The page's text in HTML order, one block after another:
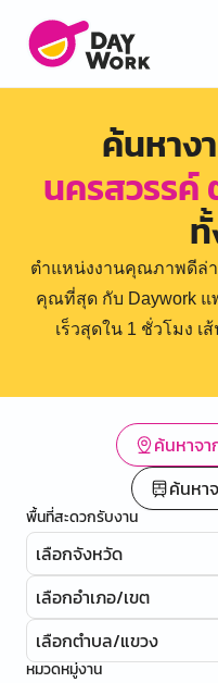
ค้นหาง
นครสวรรค์
ตำแหน่งงานคุณภาพดีล่
คุณที่สุด กับ Daywork
เร็วสุดใน 1 ชั่วโมง
ค้นหาจ
ค้นหา
พื้นที่สะดวกรับงาน
เลือกจังหวัด
เลือกอำเภอ/เขต
เลือกตำบล/แขวง
หมวดหมู่งาน